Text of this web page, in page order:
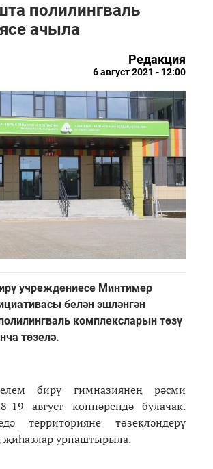
полилингваль
ачыла
Редакция
6 август 2021 - 12:00
учреждениесе Минтимер
белән эшләнгән
комплексларын төзү
төзелә.
бирү гимназиянең рәсми
август көннәрендә булачак.
территорияне төзекләндерү
җиһазлар урнаштырыла.